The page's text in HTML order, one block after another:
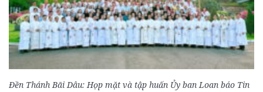
Đền Thánh Bãi Dâu: Họp mặt và tập huấn Ủy ban Loan báo Tin